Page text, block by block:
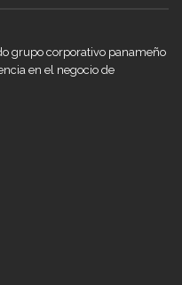
grupo corporativo panameño
en el negocio de